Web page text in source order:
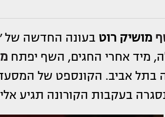
מושיק רוט
מיד אחרי החגים, השף יפתח
בתל אביב. הקונספט של
בעקבות הקורונה תגיע